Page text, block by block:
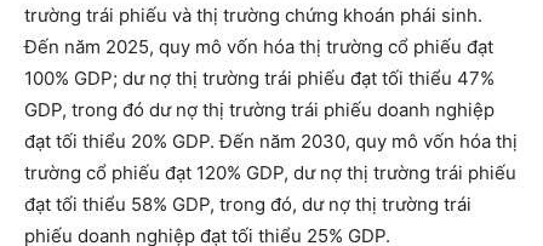
trường trái phiếu và thị trường chứng khoán phái sinh.
Đến năm 2025, quy mô vốn hóa thị trường cổ phiếu đạt
100% GDP; dư nợ thị trường trái phiếu đạt tối thiểu 47%
GDP, trong đó dư nợ thị trường trái phiếu doanh nghiệp
đạt tối thiểu 20% GDP. Đến năm 2030, quy mô vốn hóa thị
trường cổ phiếu đạt 120% GDP, dư nợ thị trường trái phiếu
đạt tối thiểu 58% GDP, trong đó, dư nợ thị trường trái
phiếu doanh nghiệp đạt tối thiểu 25% GDP.